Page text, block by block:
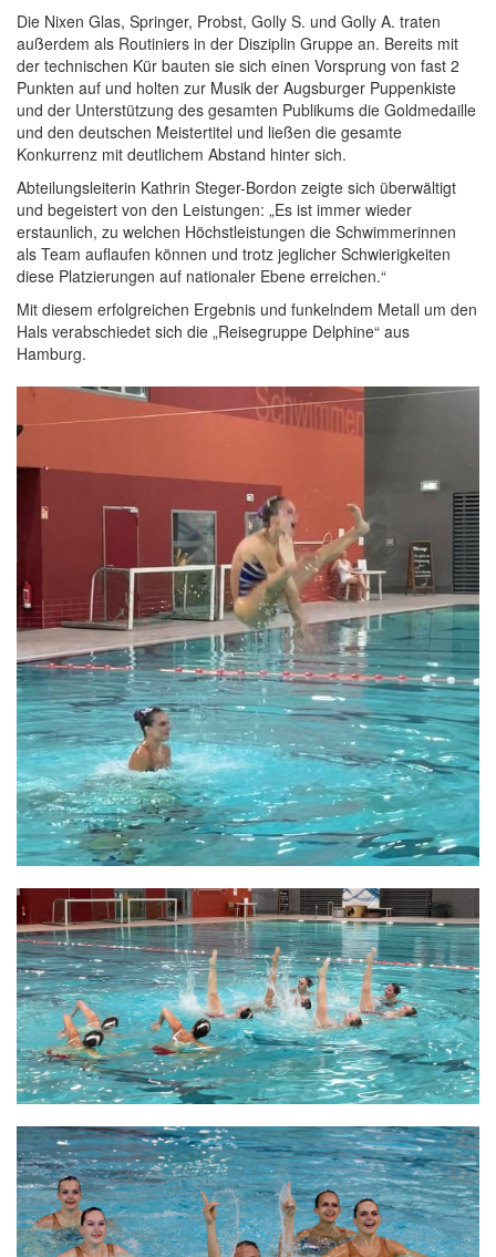
Die Nixen Glas, Springer, Probst, Golly S. und Golly A. traten
außerdem als Routiniers in der Disziplin Gruppe an. Bereits mit
der technischen Kür bauten sie sich einen Vorsprung von fast 2
Punkten auf und holten zur Musik der Augsburger Puppenkiste
und der Unterstützung des gesamten Publikums die Goldmedaille
und den deutschen Meistertitel und ließen die gesamte
Konkurrenz mit deutlichem Abstand hinter sich.
Abteilungsleiterin Kathrin Steger-Bordon zeigte sich überwältigt
und begeistert von den Leistungen: „Es ist immer wieder
erstaunlich, zu welchen Höchstleistungen die Schwimmerinnen
als Team auflaufen können und trotz jeglicher Schwierigkeiten
diese Platzierungen auf nationaler Ebene erreichen.“
Mit diesem erfolgreichen Ergebnis und funkelndem Metall um den
Hals verabschiedet sich die „Reisegruppe Delphine“ aus
Hamburg.